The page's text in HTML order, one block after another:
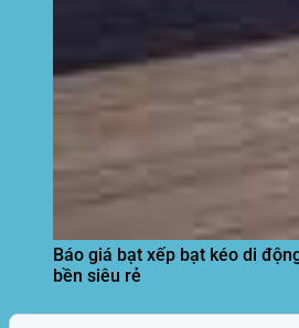
Báo giá bạt xếp bạt kéo di
bền siêu rẻ